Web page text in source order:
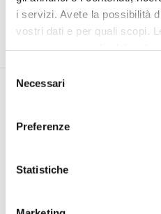
i servizi. Avete la possibilità
vostri dati e per quali scopi.
modificare o revocare il
momento dalla
raccogliere
geografica, con
delNecessari
Preferenze
Statistiche